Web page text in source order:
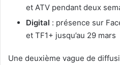
et ATV pendant deux
Digital : présence sur
et TF1+ jusqu’au 29 mars
Une deuxième vague de